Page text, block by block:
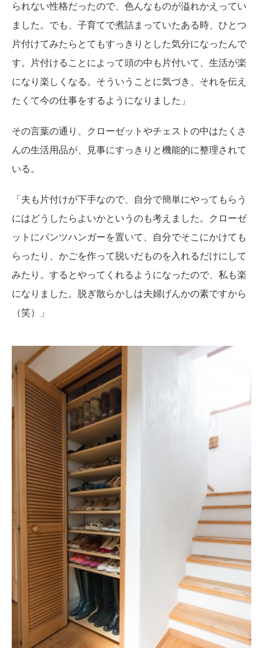
られない性格だったので、色んなものが溢れかえってい
ました。でも、子育てで煮詰まっていたある時、ひとつ
片付けてみたらとてもすっきりとした気分になったんで
す。片付けることによって頭の中も片付いて、生活が楽
になり楽しくなる。そういうことに気づき、それを伝え
たくて今の仕事をするようになりました」
その言葉の通り、クローゼットやチェストの中はたくさ
んの生活用品が、見事にすっきりと機能的に整理されて
いる。
「夫も片付けが下手なので、自分で簡単にやってもらう
にはどうしたらよいかというのも考えました。クローゼ
ットにパンツハンガーを置いて、自分でそこにかけても
らったり、かごを作って脱いだものを入れるだけにして
みたり。するとやってくれるようになったので、私も楽
になりました。脱ぎ散らかしは夫婦げんかの素ですから
（笑）」